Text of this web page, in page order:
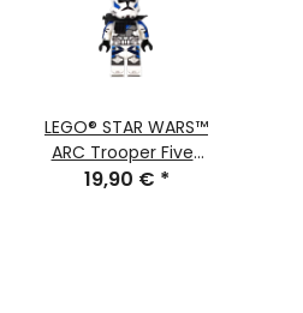
LEGO® STAR WARS™
ARC Trooper Fives
sw1326
19,90 € *